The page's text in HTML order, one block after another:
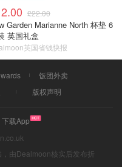
£22.00
Garden Marianne North 杯垫 6
英国礼盒
英国省钱快报
饭团外卖
版权声明
下载App
由Dealmoon核实后发布折